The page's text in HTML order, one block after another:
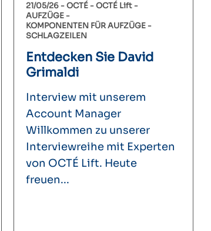
21/05/26 -OCTÉ
OCTÉ Lift
AUFZÜGE
KOMPONENTEN FÜR AUFZÜGE
SCHLAGZEILEN
Entdecken Sie David
Grimaldi
Interview mit unserem
Account Manager
Willkommen zu unserer
Interviewreihe mit Experten
von OCTÉ Lift. Heute
freuen...